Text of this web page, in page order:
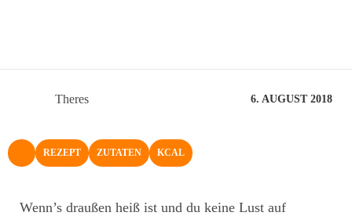
Theres 6. AUGUST 2018
NACH OBEN
REZEPT ZUTATEN KCAL
Wenn’s draußen heiß ist und du keine Lust auf